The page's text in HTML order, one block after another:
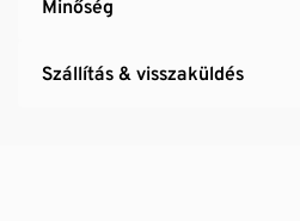
Minőség
Szállítás & visszaküldés